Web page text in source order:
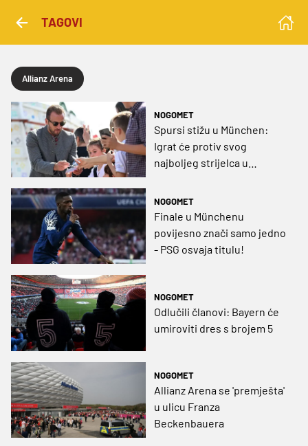
TAGOVI
Allianz Arena
NOGOMET
Spursi stižu u München:
Igrat će protiv svog
najboljeg strijelca u
NOGOMET
Finale u Münchenu
povijesno znači samo jedno
- PSG osvaja titulu!
NOGOMET
Odlučili članovi: Bayern će
umiroviti dres s brojem 5
NOGOMET
Allianz Arena se 'premješta'
u ulicu Franza
Beckenbauera